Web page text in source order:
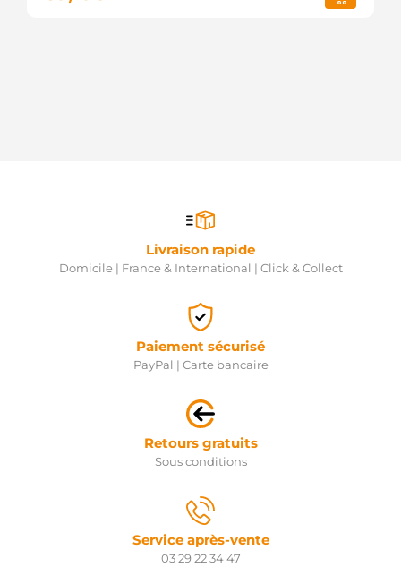
Livraison rapide
Domicile | France & International | Click & Collect
Paiement sécurisé
PayPal | Carte bancaire
Retours gratuits
Sous conditions
Service après-vente
03 29 22 34 47